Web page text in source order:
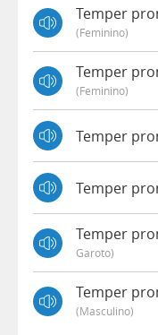
Temper
(feminino)
Temper
(feminino)
Temper
Temper
Temper
Garoto)
Temper
(masculino)